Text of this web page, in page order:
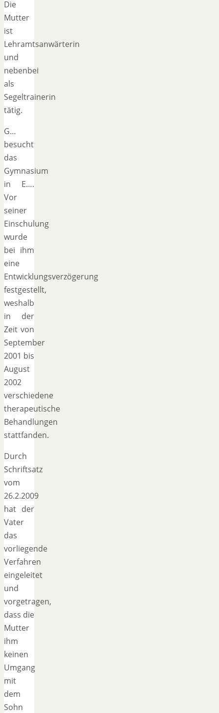
Die
Mutter
ist
Lehramtsanwärterin
und
nebenbei
als
Segeltrainerin
tätig.
G…
besucht
das
Gymnasium
in E….
Vor
seiner
Einschulung
wurde
bei ihm
eine
Entwicklungsverzögerung
festgestellt,
weshalb
in der
Zeit von
September
2001 bis
August
2002
verschiedene
therapeutische
Behandlungen
stattfanden.
Durch
Schriftsatz
vom
26.2.2009
hat der
Vater
das
vorliegende
Verfahren
eingeleitet
und
vorgetragen,
dass die
Mutter
ihm
keinen
Umgang
mit
dem
Sohn